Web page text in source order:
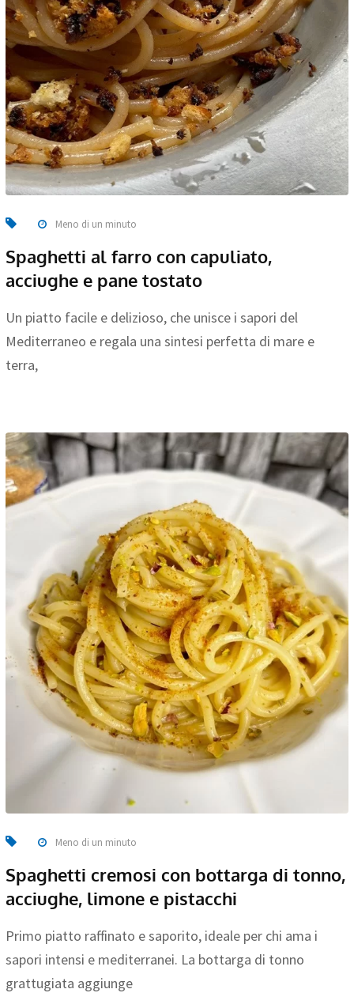
Meno di un minuto
Spaghetti al farro con capuliato,
acciughe e pane tostato
Un piatto facile e delizioso, che unisce i sapori del
Mediterraneo e regala una sintesi perfetta di mare e
terra,
Meno di un minuto
Spaghetti cremosi con bottarga di tonno,
acciughe, limone e pistacchi
Primo piatto raffinato e saporito, ideale per chi ama i
sapori intensi e mediterranei. La bottarga di tonno
grattugiata aggiunge